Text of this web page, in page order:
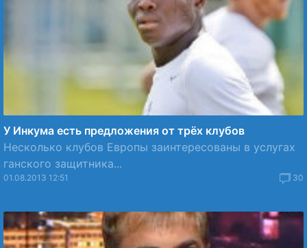
У Инкума есть предложения от трёх клубов
Несколько клубов Европы заинтересованы в услугах
ганского защитника...
01.08.2013 12:51 30